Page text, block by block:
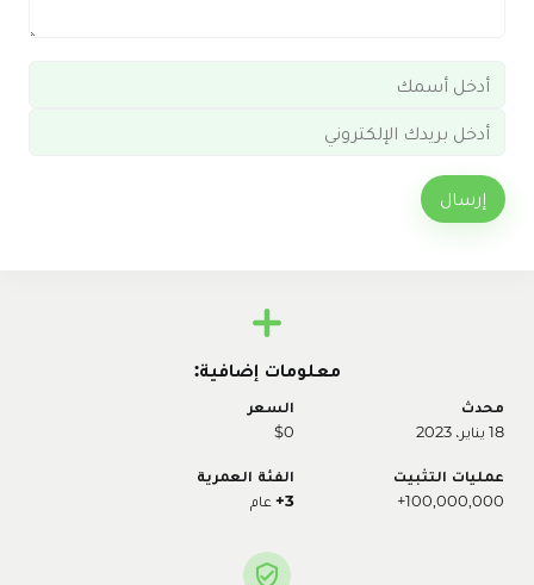
إرسال
معلومات إضافية:
محدث
18 يناير، 2023
السعر
$0
عمليات التثبيت
100,000,000+
الفئة العمرية
3+
عام